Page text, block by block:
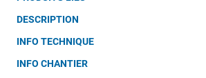
DESCRIPTION
INFO TECHNIQUE
INFO CHANTIER